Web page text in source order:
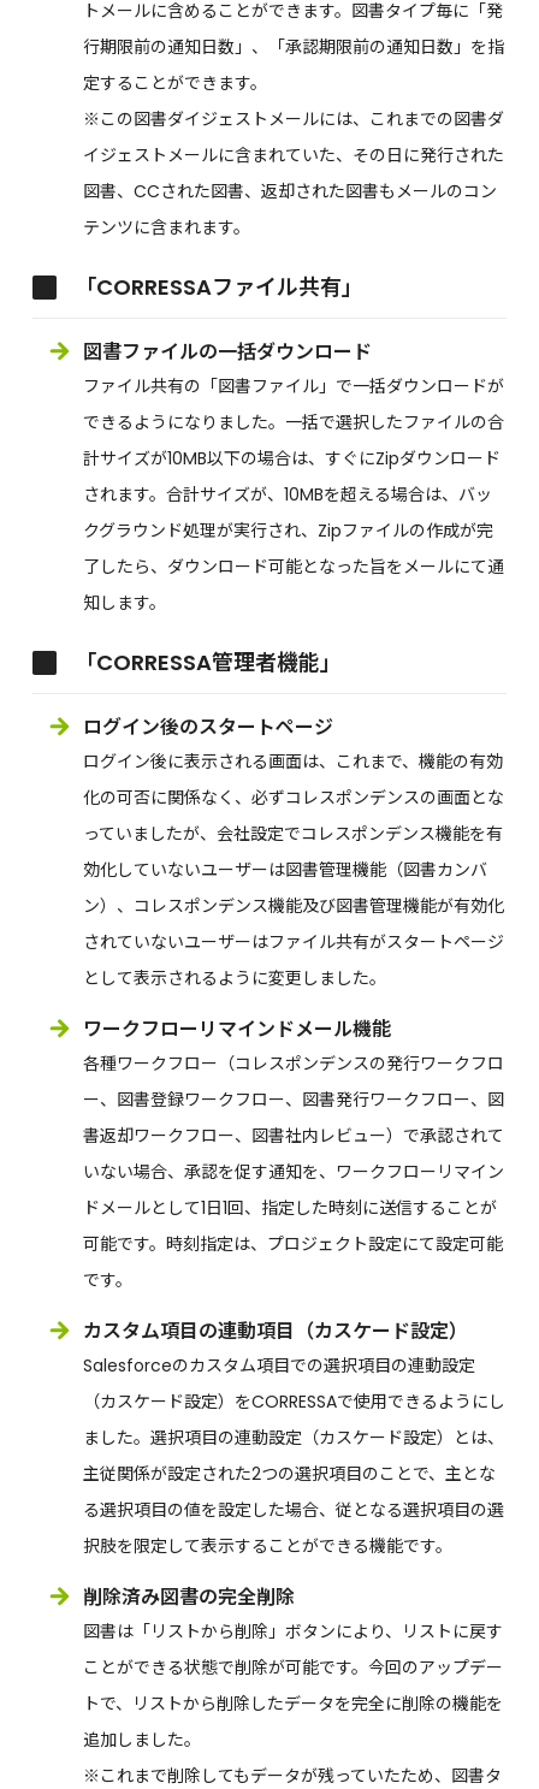
トメールに含めることができます。図書タイプ毎に「発
行期限前の通知日数」、「承認期限前の通知日数」を指
定することができます。
※この図書ダイジェストメールには、これまでの図書ダ
イジェストメールに含まれていた、その日に発行された
図書、CCされた図書、返却された図書もメールのコン
テンツに含まれます。
「CORRESSAファイル共有」
図書ファイルの一括ダウンロード
ファイル共有の「図書ファイル」で一括ダウンロードが
できるようになりました。一括で選択したファイルの合
計サイズが10MB以下の場合は、すぐにZipダウンロード
されます。合計サイズが、10MBを超える場合は、バッ
クグラウンド処理が実行され、Zipファイルの作成が完
了したら、ダウンロード可能となった旨をメールにて通
知します。
「CORRESSA管理者機能」
ログイン後のスタートページ
ログイン後に表示される画面は、これまで、機能の有効
化の可否に関係なく、必ずコレスポンデンスの画面とな
っていましたが、会社設定でコレスポンデンス機能を有
効化していないユーザーは図書管理機能（図書カンバ
ン）、コレスポンデンス機能及び図書管理機能が有効化
されていないユーザーはファイル共有がスタートページ
として表示されるように変更しました。
ワークフローリマインドメール機能
各種ワークフロー（コレスポンデンスの発行ワークフロ
ー、図書登録ワークフロー、図書発行ワークフロー、図
書返却ワークフロー、図書社内レビュー）で承認されて
いない場合、承認を促す通知を、ワークフローリマイン
ドメールとして1日1回、指定した時刻に送信することが
可能です。時刻指定は、プロジェクト設定にて設定可能
です。
カスタム項目の連動項目（カスケード設定）
Salesforceのカスタム項目での選択項目の連動設定
（カスケード設定）をCORRESSAで使用できるようにし
ました。選択項目の連動設定（カスケード設定）とは、
主従関係が設定された2つの選択項目のことで、主とな
る選択項目の値を設定した場合、従となる選択項目の選
択肢を限定して表示することができる機能です。
削除済み図書の完全削除
図書は「リストから削除」ボタンにより、リストに戻す
ことができる状態で削除が可能です。今回のアップデー
トで、リストから削除したデータを完全に削除の機能を
追加しました。
※これまで削除してもデータが残っていたため、図書タ